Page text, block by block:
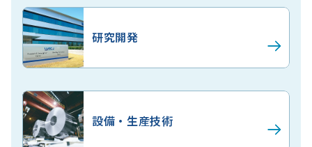
研究開発
設備・生産技術